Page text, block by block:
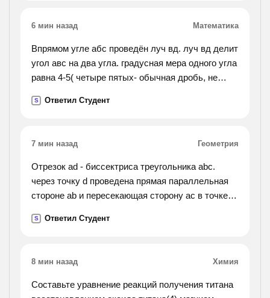
6 мин назад Математика
Впрямом угле абс проведён луч вд. луч вд делит
угол авс на два угла. градусная мера одного угла
равна 4-5( четыре пятых- обычная дробь, не
градусную меру каждого угла составив
S Ответил Студент
7 мин назад Геометрия
Отрезок ad - биссектриса треугольника abc.
через точку d проведена прямая параллельная
стороне ab и пересекающая сторону ac в точке f.
72 градуса.
S Ответил Студент
8 мин назад Химия
Составьте уравнение реакций получения титана